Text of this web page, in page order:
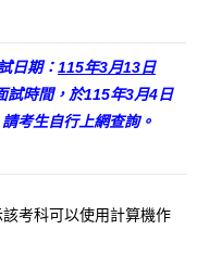
日期：115年3月13日
試時間，於115年3月4日
考生自行上網查詢。
考科可以使用計算機作